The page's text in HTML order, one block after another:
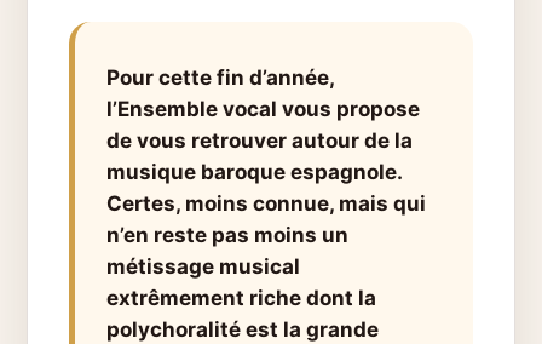
Pour cette fin d’année,
l’Ensemble vocal vous propose
de vous retrouver autour de la
musique baroque espagnole.
Certes, moins connue, mais qui
n’en reste pas moins un
métissage musical
extrêmement riche dont la
polychoralité est la grande